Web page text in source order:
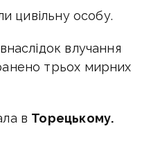
цивільну особу.
внаслідок влучання
трьох мирних
в Торецькому.